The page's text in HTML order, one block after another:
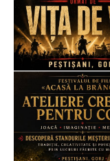
textul
textul
textul